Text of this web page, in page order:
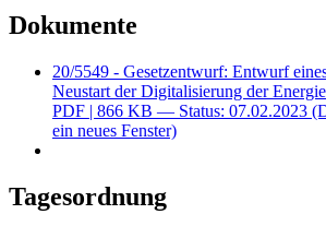
Dokumente
20/5549 - Gesetzentwurf: Entwurf
Neustart der Digitalisierung der
PDF | 866 KB — Status: 07.02.2023
ein neues Fenster)
Tagesordnung